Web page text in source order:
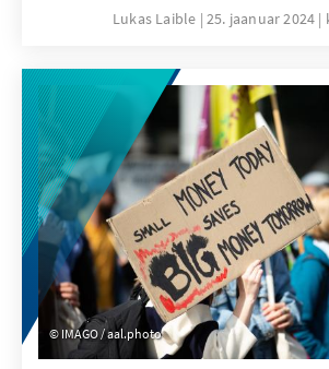
Gründen für diesen
sich immer stärker ausbreitender
Ressourcen, bedingt durch die
Klimawandels und verstärkt
dramatische
dass die Gründe vielfältiger sind
mit dem schwelenden
Region erklärt werden können.
Lukas Laible 25. jaanuar 2024
IMAGO / aal.photo